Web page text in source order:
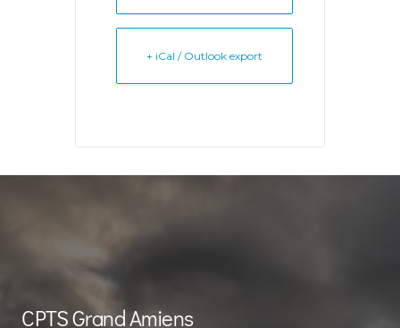
+ iCal / Outlook export
CPTS Grand Amiens